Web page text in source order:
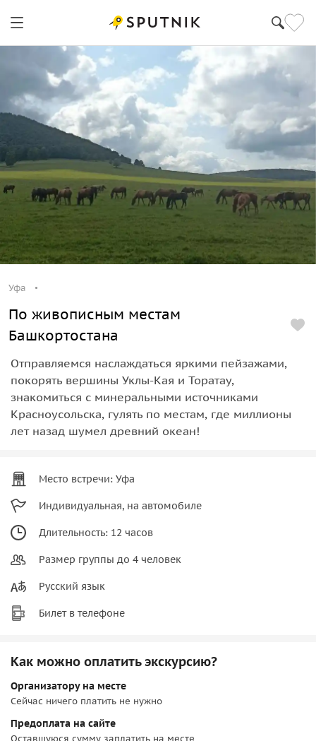
Уфа
По живописным местам
Башкортостана
Отправляемся наслаждаться яркими пейзажами,
покорять вершины Уклы-Кая и Торатау,
знакомиться с минеральными источниками
Красноусольска, гулять по местам, где миллионы
лет назад шумел древний океан!
Место встречи: Уфа
Индивидуальная, на автомобиле
Длительность: 12 часов
Размер группы до 4 человек
Русский язык
Билет в телефоне
Как можно оплатить экскурсию?
Организатору на месте
Сейчас ничего платить не нужно
Предоплата на сайте
Оставшуюся сумму заплатить на месте